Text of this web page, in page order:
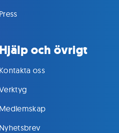
Press
Hjälp och övrigt
Kontakta oss
Medlemskap
Nyhetsbrev